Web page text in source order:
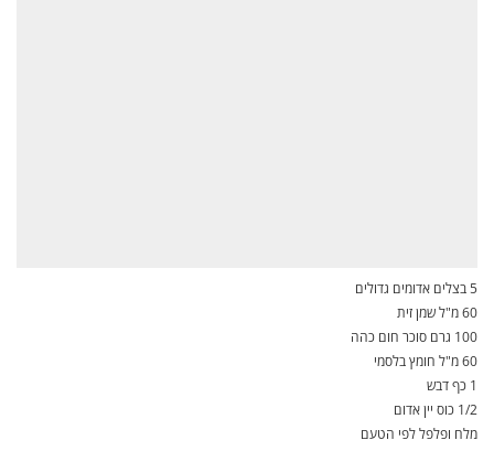
5 בצלים אדומים גדולים
60 מ"ל שמן זית
100 גרם סוכר חום כהה
60 מ"ל חומץ בלסמי
1 כף דבש
1/2 כוס יין אדום
מלח ופלפל לפי הטעם